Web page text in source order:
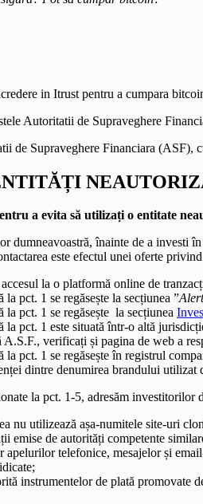
in Itrust pentru a cumpara
Autoritatii de Supraveghere
de Supraveghere Financiara (ASF),
a evita să utilizați o entitate
dumneavoastră, înainte de a investi
este efectul unei oferte
la o platformă online de
la pct. 1 se regăsește la secțiunea ”
la pct. 1 se regăsește la secțiunea
la pct. 1 este situată într-o altă
A.S.F., verificați și pagina de web a
la pct. 1 se regăsește în registrul
dintre denumirea brandului utilizat
la pct. 1-5, adresăm investitorilor
nu utilizează așa-numitele site-uri
emise de autorități competente
apelurilor telefonice, mesajelor și
instrumentelor de plată promovate